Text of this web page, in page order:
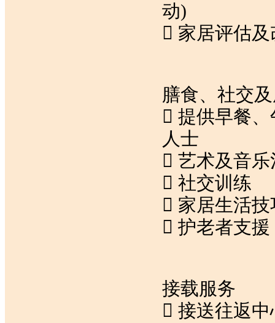
动)
 家居评估
膳食、社交
 提供早餐
人士
 艺术及音乐
 社交训练
 家居生活
 护老者支援
接载服务
 接送往返中